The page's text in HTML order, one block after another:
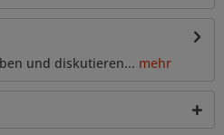
und diskutieren... mehr